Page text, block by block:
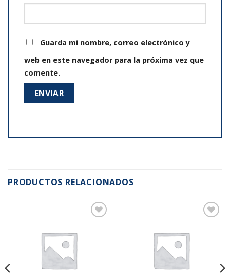
Guarda mi nombre, correo electrónico y
web en este navegador para la próxima vez que
comente.
PRODUCTOS RELACIONADOS